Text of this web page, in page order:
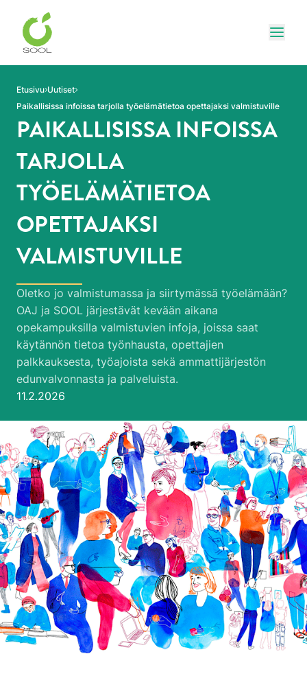
Siirry sivun sisältöön
Etusivu Uutiset
Paikallisissa infoissa tarjolla työelämätietoa opettajaksi valmistuville
PAIKALLISISSA INFOISSA
TARJOLLA
TYÖELÄMÄTIETOA
OPETTAJAKSI
VALMISTUVILLE
Oletko jo valmistumassa ja siirtymässä työelämään?
OAJ ja SOOL järjestävät kevään aikana
opekampuksilla valmistuvien infoja, joissa saat
käytännön tietoa työnhausta, opettajien
palkkauksesta, työajoista sekä ammattijärjestön
edunvalvonnasta ja palveluista.
Julkaistu:
11.2.2026